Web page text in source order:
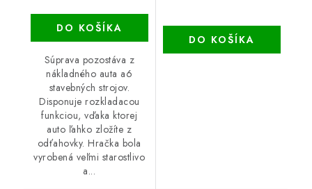
DO KOŠÍKA
Súprava pozostáva z
nákladného auta a6
stavebných strojov.
Disponuje rozkladacou
funkciou, vďaka ktorej
auto ľahko zložíte z
odťahovky. Hračka bola
vyrobená veľmi starostlivo
a...
DO KOŠÍKA